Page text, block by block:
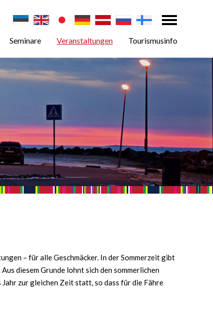
Seminare Veranstaltungen Tourismusinfo
– für alle Geschmäcker. In der Sommerzeit gibt
diesem Grunde lohnt sich den sommerlichen
zur gleichen Zeit statt, so dass für die Fähre